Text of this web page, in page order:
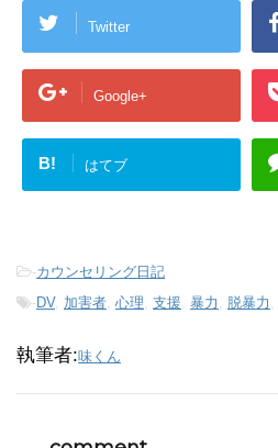
Twitter
Google+
B! はてブ
-カウンセリング日記
-DV, 加害者, 心理, 支援, 暴力 , 脱暴力 ,
執筆者:味くん